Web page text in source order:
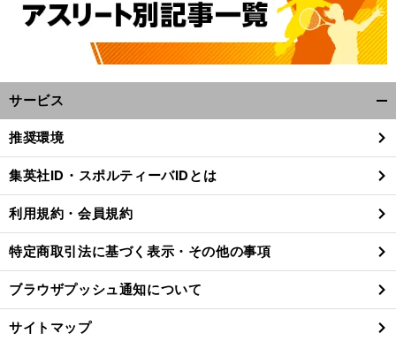
サービス
閉
る
推奨環境
集英社ID・スポルティーバIDとは
利用規約・会員規約
特定商取引法に基づく表示・その他の事項
ブラウザプッシュ通知について
サイトマップ